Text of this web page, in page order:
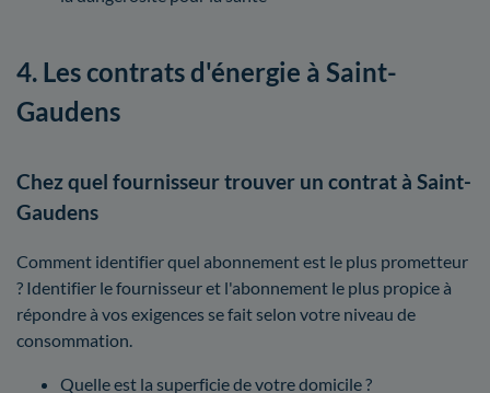
4. Les contrats d'énergie à Saint-
Gaudens
Chez quel fournisseur trouver un contrat à Saint-
Gaudens
Comment identifier quel abonnement est le plus prometteur
? Identifier le fournisseur et l'abonnement le plus propice à
répondre à vos exigences se fait selon votre niveau de
consommation.
Quelle est la superficie de votre domicile ?